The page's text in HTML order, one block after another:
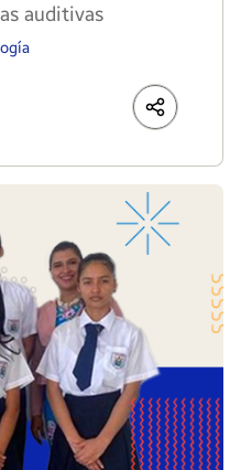
auditivas
LinkedIn
Share